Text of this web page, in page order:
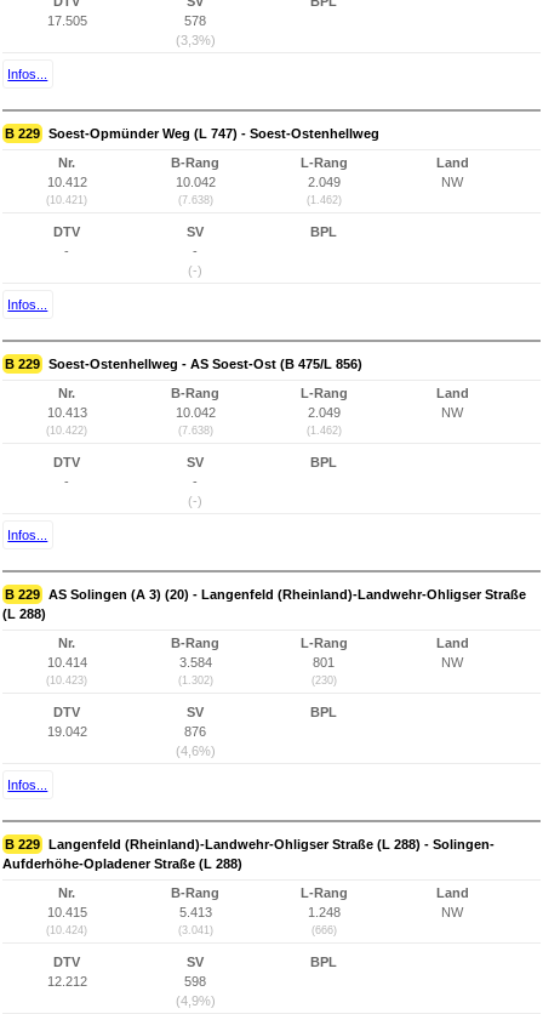
17.505
578
(3,3%)
Infos...
B 229 Soest-Opmünder Weg (L 747) - Soest-Ostenhellweg
Nr.
10.412
(10.421)
B-Rang
10.042
(7.638)
L-Rang
2.049
(1.462)
Land
NW
DTV
-
SV
-
(-)
BPL
Infos...
B 229 Soest-Ostenhellweg - AS Soest-Ost (B 475/L 856)
Nr.
10.413
(10.422)
B-Rang
10.042
(7.638)
L-Rang
2.049
(1.462)
Land
NW
DTV
-
SV
-
(-)
BPL
Infos...
B 229 AS Solingen (A 3) (20) - Langenfeld (Rheinland)-Landwehr-Ohligser Straße
(L 288)
Nr.
10.414
(10.423)
B-Rang
3.584
(1.302)
L-Rang
801
(230)
Land
NW
DTV
19.042
SV
876
(4,6%)
BPL
Infos...
B 229 Langenfeld (Rheinland)-Landwehr-Ohligser Straße (L 288) - Solingen-
Aufderhöhe-Opladener Straße (L 288)
Nr.
10.415
(10.424)
B-Rang
5.413
(3.041)
L-Rang
1.248
(666)
Land
NW
DTV
12.212
SV
598
(4,9%)
BPL